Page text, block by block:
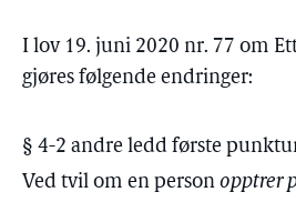
I lov 19. juni 2020 nr. 77 om
gjøres følgende endringer:
§ 4-2 andre ledd første
Ved tvil om en person opptrer